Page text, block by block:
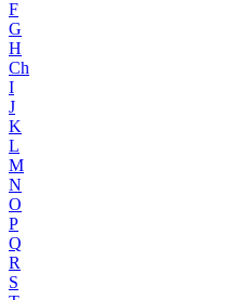
F
G
H
Ch
I
J
K
L
M
N
O
P
Q
R
S